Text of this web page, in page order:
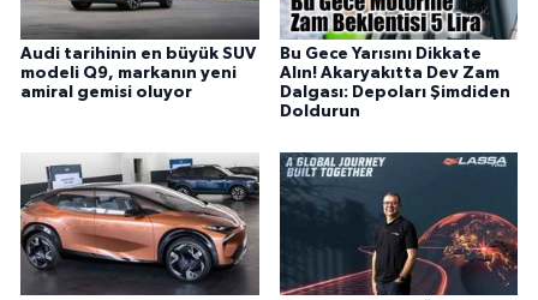
Audi tarihinin en büyük SUV
modeli Q9, markanın yeni
amiral gemisi oluyor
Bu Gece Yarısını Dikkate
Alın! Akaryakıtta Dev Zam
Dalgası: Depoları Şimdiden
Doldurun